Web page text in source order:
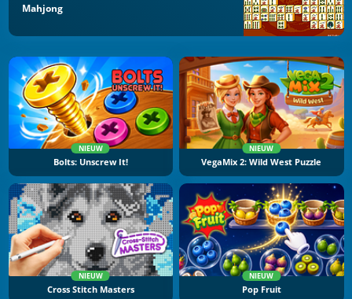
Mahjong
NIEUW
Bolts: Unscrew It!
NIEUW
VegaMix 2: Wild West Puzzle
NIEUW
Cross Stitch Masters
NIEUW
Pop Fruit